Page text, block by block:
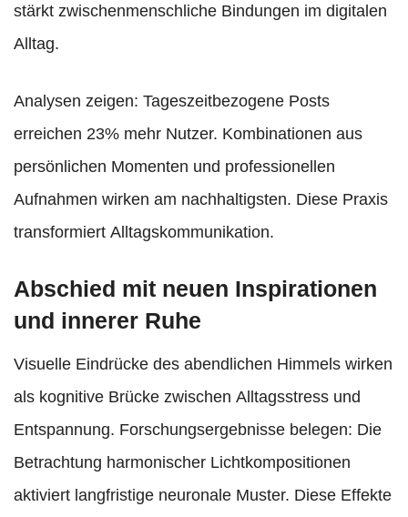
stärkt zwischenmenschliche Bindungen im digitalen
Alltag.
Analysen zeigen: Tageszeitbezogene Posts
erreichen 23% mehr Nutzer. Kombinationen aus
persönlichen Momenten und professionellen
Aufnahmen wirken am nachhaltigsten. Diese Praxis
transformiert Alltagskommunikation.
Abschied mit neuen Inspirationen
und innerer Ruhe
Visuelle Eindrücke des abendlichen Himmels wirken
als kognitive Brücke zwischen Alltagsstress und
Entspannung. Forschungsergebnisse belegen: Die
Betrachtung harmonischer Lichtkompositionen
aktiviert langfristige neuronale Muster. Diese Effekte